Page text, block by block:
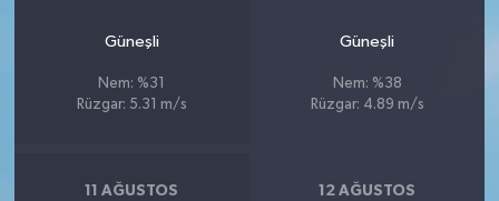
Güneşli
Nem: %31
Rüzgar: 5.31 m/s
Güneşli
Nem: %38
Rüzgar: 4.89 m/s
11 AĞUSTOS 12 AĞUSTOS